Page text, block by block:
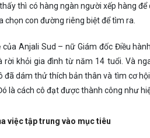
thì có hàng ngàn người xếp hàng
chọn con đường riêng biệt để tìm ra.
Anjali Sud – nữ Giám đốc Điều
rời khỏi gia đình từ năm 14 tuổi. Và
đã dám thử thích bản thân và tìm cơ
là cách cô đạt được thành công như
việc tập trung vào mục tiêu